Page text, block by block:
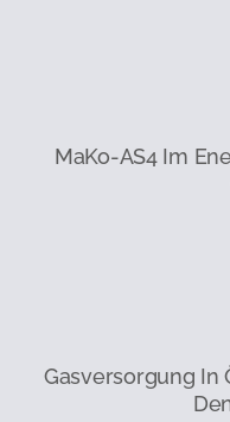
MaKo-AS4 Im
Gasversorgung In